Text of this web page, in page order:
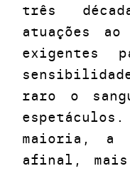
três
atuações
exigentes
raro o
maioria, a
afinal, mais